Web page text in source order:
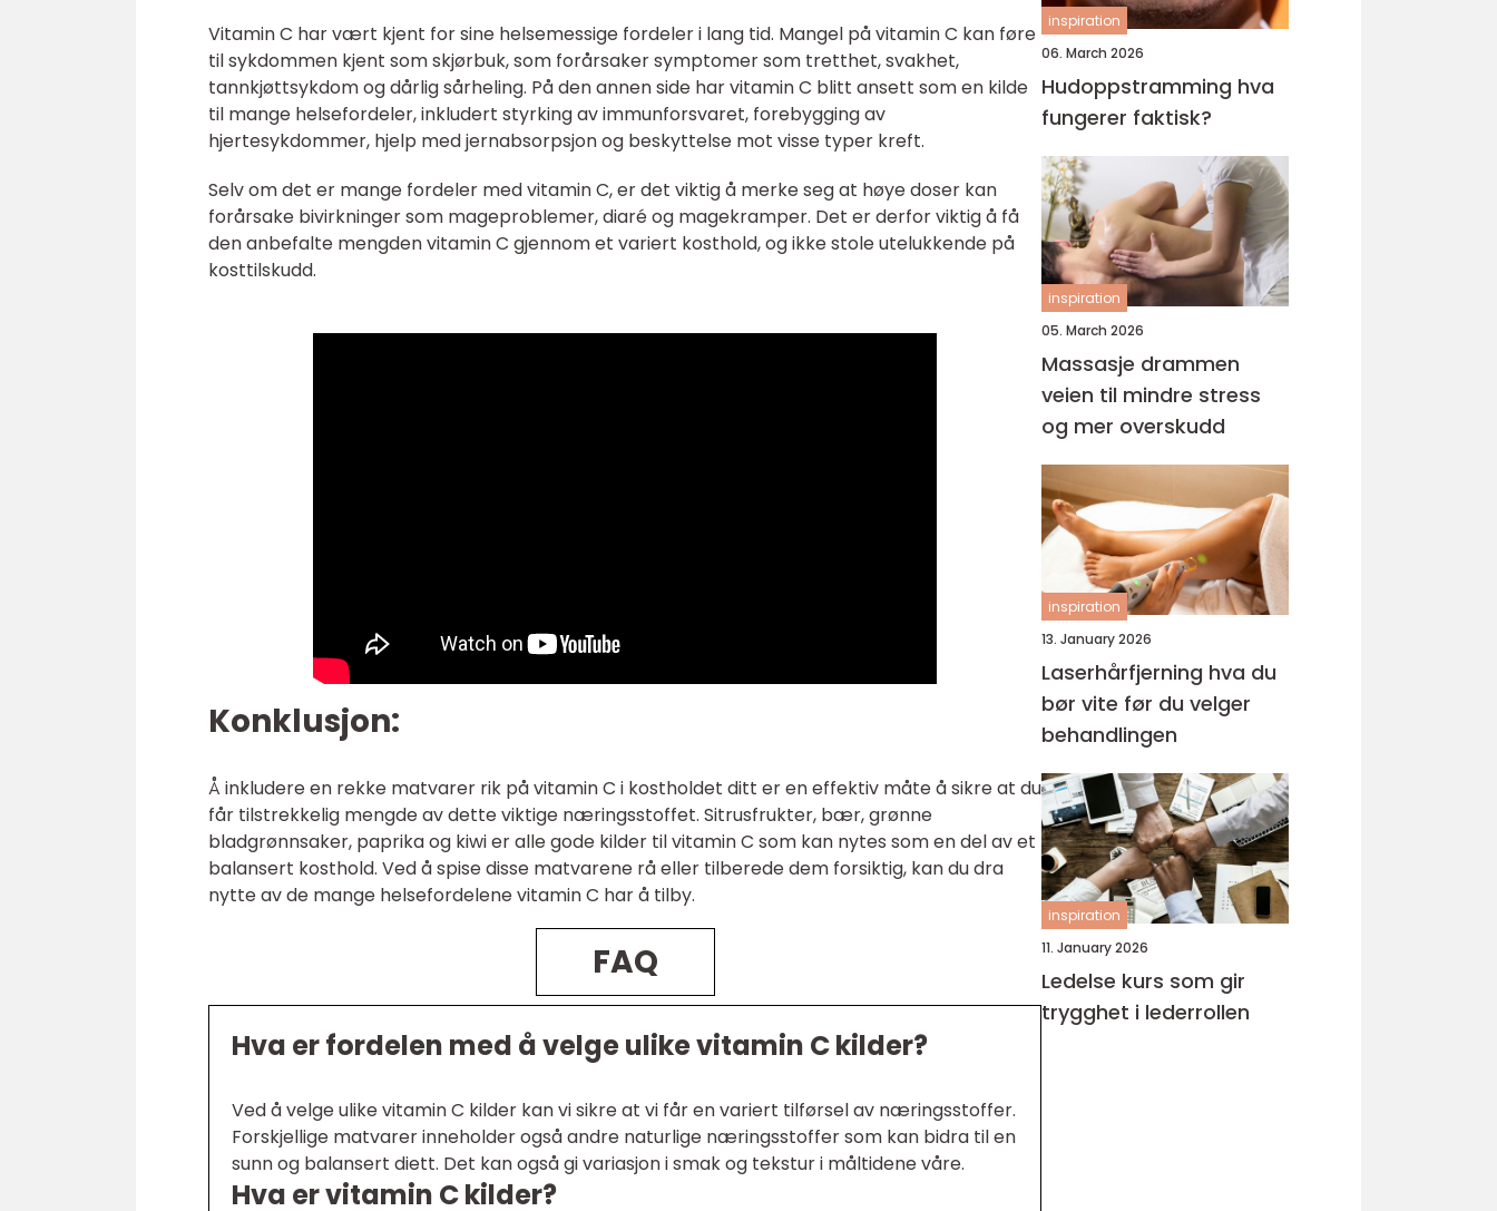
Vitamin C har vært kjent for sine helsemessige fordeler i lang tid. Mangel på vitamin C kan føre
til sykdommen kjent som skjørbuk, som forårsaker symptomer som tretthet, svakhet,
tannkjøttsykdom og dårlig sårheling. På den annen side har vitamin C blitt ansett som en kilde
til mange helsefordeler, inkludert styrking av immunforsvaret, forebygging av
hjertesykdommer, hjelp med jernabsorpsjon og beskyttelse mot visse typer kreft.
Selv om det er mange fordeler med vitamin C, er det viktig å merke seg at høye doser kan
forårsake bivirkninger som mageproblemer, diaré og magekramper. Det er derfor viktig å få
den anbefalte mengden vitamin C gjennom et variert kosthold, og ikke stole utelukkende på
kosttilskudd.
Konklusjon:
Å inkludere en rekke matvarer rik på vitamin C i kostholdet ditt er en effektiv måte å sikre at du
får tilstrekkelig mengde av dette viktige næringsstoffet. Sitrusfrukter, bær, grønne
bladgrønnsaker, paprika og kiwi er alle gode kilder til vitamin C som kan nytes som en del av et
balansert kosthold. Ved å spise disse matvarene rå eller tilberede dem forsiktig, kan du dra
nytte av de mange helsefordelene vitamin C har å tilby.
FAQ
Hva er fordelen med å velge ulike vitamin C kilder?
Ved å velge ulike vitamin C kilder kan vi sikre at vi får en variert tilførsel av næringsstoffer.
Forskjellige matvarer inneholder også andre naturlige næringsstoffer som kan bidra til en
sunn og balansert diett. Det kan også gi variasjon i smak og tekstur i måltidene våre.
Hva er vitamin C kilder?
inspiration
06. March 2026
Hudoppstramming hva
fungerer faktisk?
inspiration
05. March 2026
Massasje drammen
veien til mindre stress
og mer overskudd
inspiration
13. January 2026
Laserhårfjerning hva du
bør vite før du velger
behandlingen
inspiration
11. January 2026
Ledelse kurs som gir
trygghet i lederrollen